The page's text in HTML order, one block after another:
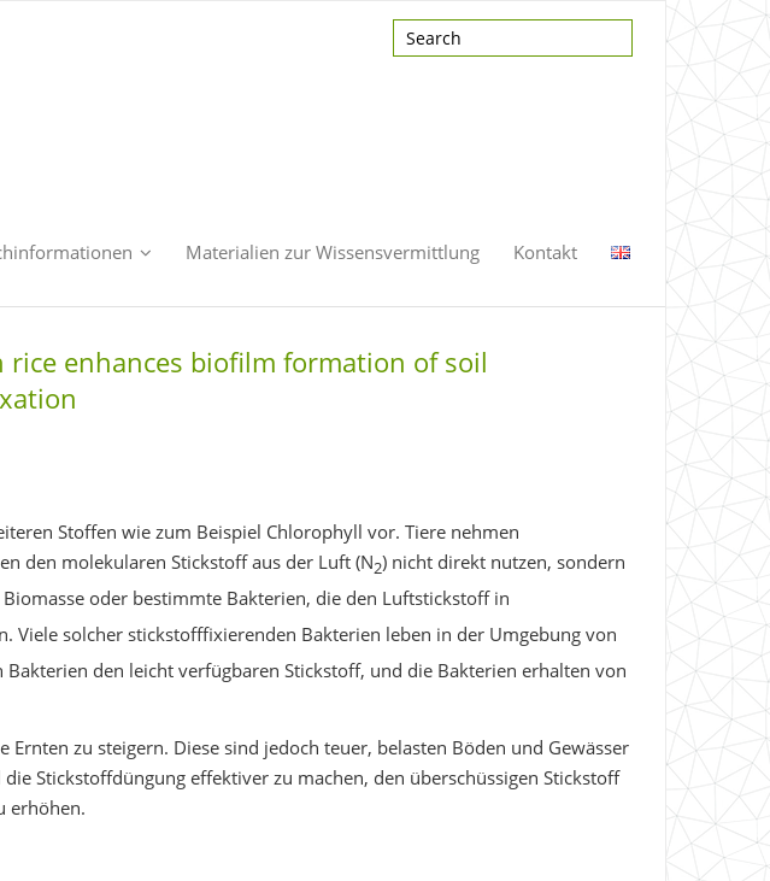
Materialien zur Wissensvermittlung Kontakt
enhances biofilm formation of soil
Stoffen wie zum Beispiel Chlorophyll vor. Tiere nehmen
den molekularen Stickstoff aus der Luft (N2) nicht direkt nutzen, sondern
oder bestimmte Bakterien, die den Luftstickstoff in
Viele solcher stickstofffixierenden Bakterien leben in der Umgebung von
den leicht verfügbaren Stickstoff, und die Bakterien erhalten von
zu steigern. Diese sind jedoch teuer, belasten Böden und Gewässer
Stickstoffdüngung effektiver zu machen, den überschüssigen Stickstoff
erhöhen.